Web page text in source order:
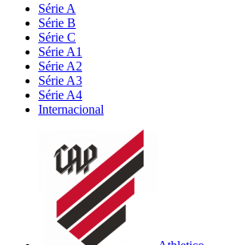
Série A
Série B
Série C
Série A1
Série A2
Série A3
Série A4
Internacional